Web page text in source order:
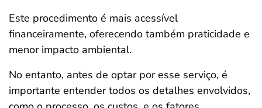
Este procedimento é mais acessível
financeiramente, oferecendo também praticidade e
menor impacto ambiental.
No entanto, antes de optar por esse serviço, é
importante entender todos os detalhes envolvidos,